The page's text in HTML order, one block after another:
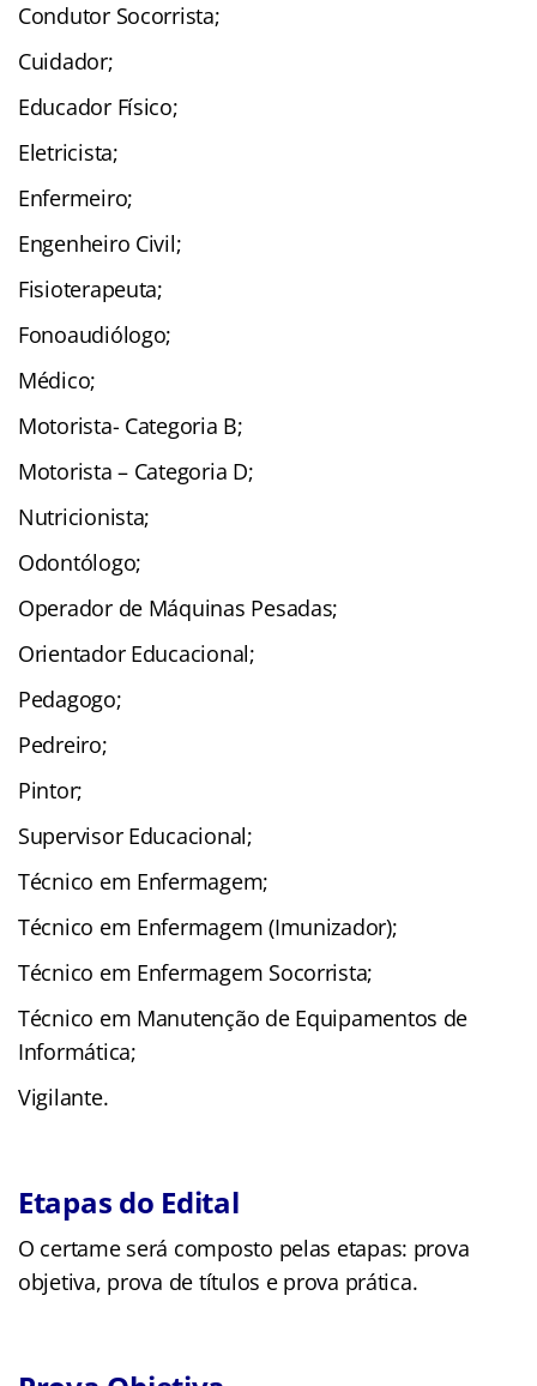
Condutor Socorrista;
Cuidador;
Educador Físico;
Eletricista;
Enfermeiro;
Engenheiro Civil;
Fisioterapeuta;
Fonoaudiólogo;
Médico;
Motorista- Categoria B;
Motorista – Categoria D;
Nutricionista;
Odontólogo;
Operador de Máquinas Pesadas;
Orientador Educacional;
Pedagogo;
Pedreiro;
Pintor;
Supervisor Educacional;
Técnico em Enfermagem;
Técnico em Enfermagem (Imunizador);
Técnico em Enfermagem Socorrista;
Técnico em Manutenção de Equipamentos de
Informática;
Vigilante.
Etapas do Edital
O certame será composto pelas etapas: prova
objetiva, prova de títulos e prova prática.